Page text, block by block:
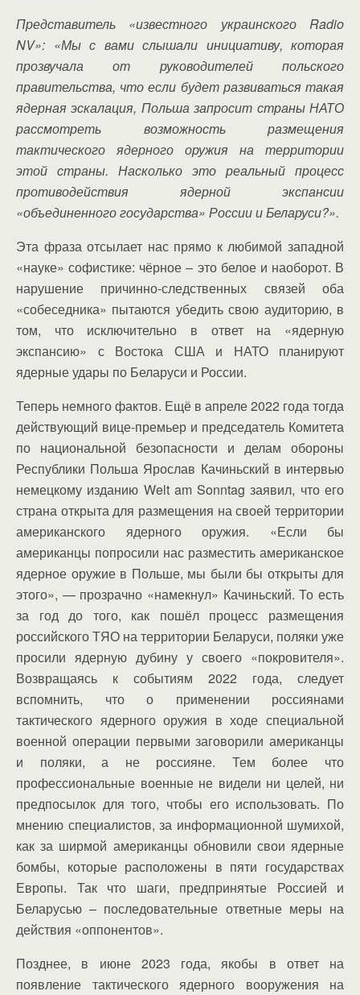
Представитель «известного украинского Radio
NV»: «Мы с вами слышали инициативу, которая
прозвучала от руководителей польского
правительства, что если будет развиваться такая
ядерная эскалация, Польша запросит страны НАТО
рассмотреть возможность размещения
тактического ядерного оружия на территории
этой страны. Насколько это реальный процесс
противодействия ядерной экспансии
«объединенного государства» России и Беларуси?».
Эта фраза отсылает нас прямо к любимой западной
«науке» софистике: чёрное – это белое и наоборот. В
нарушение причинно-следственных связей оба
«собеседника» пытаются убедить свою аудиторию, в
том, что исключительно в ответ на «ядерную
экспансию» с Востока США и НАТО планируют
ядерные удары по Беларуси и России.
Теперь немного фактов. Ещё в апреле 2022 года тогда
действующий вице-премьер и председатель Комитета
по национальной безопасности и делам обороны
Республики Польша Ярослав Качиньский в интервью
немецкому изданию Welt am Sonntag заявил, что его
страна открыта для размещения на своей территории
американского ядерного оружия. «Если бы
американцы попросили нас разместить американское
ядерное оружие в Польше, мы были бы открыты для
этого», — прозрачно «намекнул» Качиньский. То есть
за год до того, как пошёл процесс размещения
российского ТЯО на территории Беларуси, поляки уже
просили ядерную дубину у своего «покровителя».
Возвращаясь к событиям 2022 года, следует
вспомнить, что о применении россиянами
тактического ядерного оружия в ходе специальной
военной операции первыми заговорили американцы
и поляки, а не россияне. Тем более что
профессиональные военные не видели ни целей, ни
предпосылок для того, чтобы его использовать. По
мнению специалистов, за информационной шумихой,
как за ширмой американцы обновили свои ядерные
бомбы, которые расположены в пяти государствах
Европы. Так что шаги, предпринятые Россией и
Беларусью – последовательные ответные меры на
действия «оппонентов».
Позднее, в июне 2023 года, якобы в ответ на
появление тактического ядерного вооружения на